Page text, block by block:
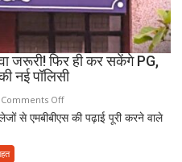
की
दर्दनाक
मौत,
दो
अब
भी
लापता
जरूरी! फिर ही कर सकेंगे PG,
नई पॉलिसी
Comments Offon
MBBS
से एमबीबीएस की पढ़ाई पूरी करने वाले